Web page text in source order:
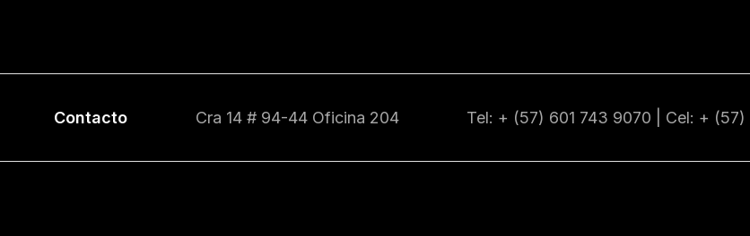
Contacto Cra 14 # 94-44 Oficina 204 Tel: + (57) 601 743 9070 | Cel: + (57)